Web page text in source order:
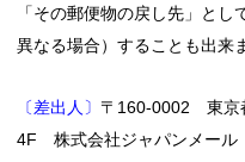
「その郵便物の戻し先」と
異なる場合）することも出来
〔差出人〕 〒160-0002 東京
4F 株式会社ジャパンメール